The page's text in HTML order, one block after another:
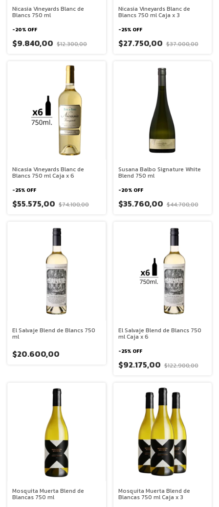
Nicasia Vineyards Blanc de
Blancs 750 ml
-20% OFF
$9.840,00 $12.300,00
Nicasia Vineyards Blanc de
Blancs 750 ml Caja x 3
-25% OFF
$27.750,00 $37.000,00
Nicasia Vineyards Blanc de
Blancs 750 ml Caja x 6
-25% OFF
$55.575,00 $74.100,00
Susana Balbo Signature White
Blend 750 ml
-20% OFF
$35.760,00 $44.700,00
El Salvaje Blend de Blancs 750
ml
$20.600,00
El Salvaje Blend de Blancs 750
ml Caja x 6
-25% OFF
$92.175,00 $122.900,00
Mosquita Muerta Blend de
Blancas 750 ml
Mosquita Muerta Blend de
Blancas 750 ml Caja x 3